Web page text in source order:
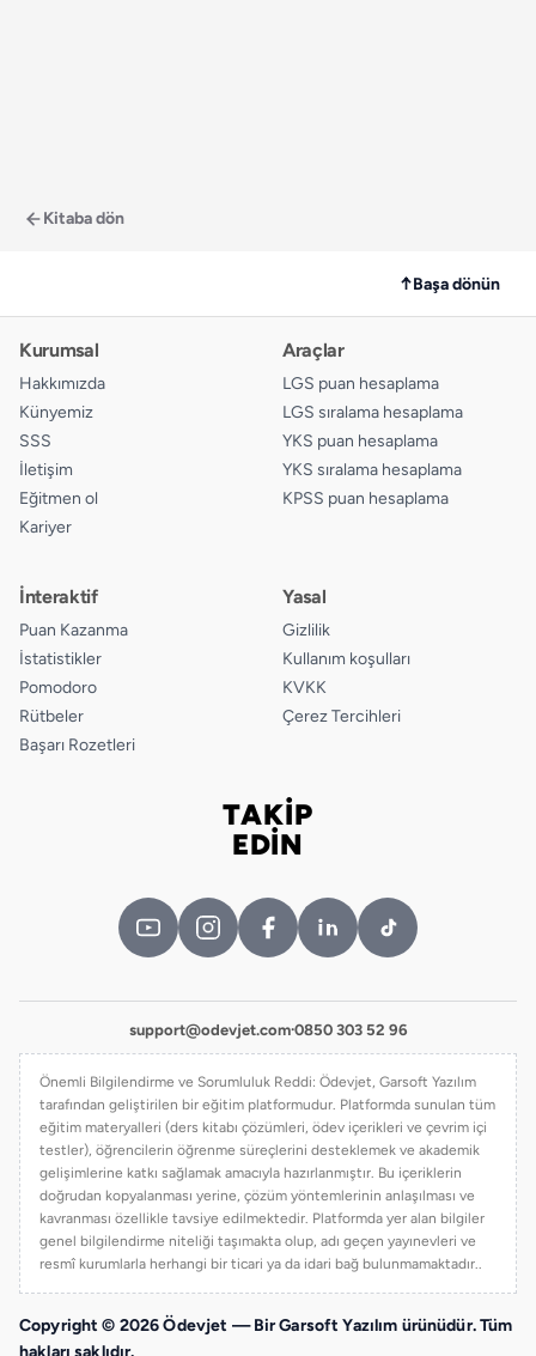
Kitaba dön
↑Başa dönün
Kurumsal
Hakkımızda
Künyemiz
SSS
İletişim
Eğitmen ol
Kariyer
Araçlar
LGS puan hesaplama
LGS sıralama hesaplama
YKS puan hesaplama
YKS sıralama hesaplama
KPSS puan hesaplama
İnteraktif
Puan Kazanma
İstatistikler
Pomodoro
Rütbeler
Başarı Rozetleri
Yasal
Gizlilik
Kullanım koşulları
KVKK
Çerez Tercihleri
TAKİP
EDİN
support@odevjet.com·0850 303 52 96
Önemli Bilgilendirme ve Sorumluluk Reddi: Ödevjet, Garsoft Yazılım
tarafından geliştirilen bir eğitim platformudur. Platformda sunulan tüm
eğitim materyalleri (ders kitabı çözümleri, ödev içerikleri ve çevrim içi
testler), öğrencilerin öğrenme süreçlerini desteklemek ve akademik
gelişimlerine katkı sağlamak amacıyla hazırlanmıştır. Bu içeriklerin
doğrudan kopyalanması yerine, çözüm yöntemlerinin anlaşılması ve
kavranması özellikle tavsiye edilmektedir. Platformda yer alan bilgiler
genel bilgilendirme niteliği taşımakta olup, adı geçen yayınevleri ve
resmî kurumlarla herhangi bir ticari ya da idari bağ bulunmamaktadır..
Copyright © 2026 Ödevjet — Bir Garsoft Yazılım ürünüdür. Tüm
hakları saklıdır.